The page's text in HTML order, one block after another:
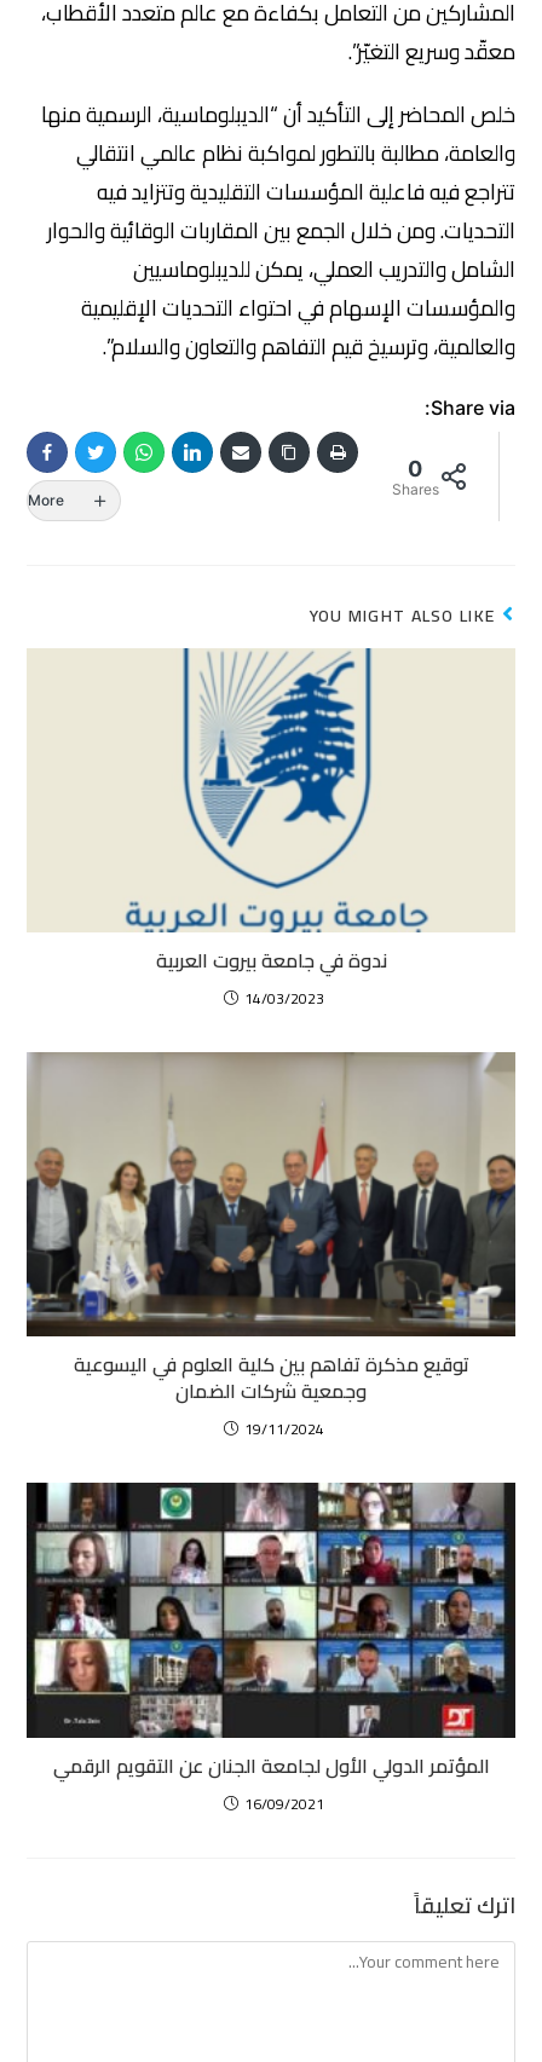
المشاركين من التعامل بكفاءة مع عالم متعدد الأقطاب،
معقّد وسريع التغيّر”.
خلص المحاضر إلى التأكيد أن “الديبلوماسية، الرسمية منها
والعامة، مطالبة بالتطور لمواكبة نظام عالمي انتقالي
تتراجع فيه فاعلية المؤسسات التقليدية وتتزايد فيه
التحديات. ومن خلال الجمع بين المقاربات الوقائية والحوار
الشامل والتدريب العملي، يمكن للديبلوماسيين
والمؤسسات الإسهام في احتواء التحديات الإقليمية
والعالمية، وترسيخ قيم التفاهم والتعاون والسلام”.
Share via:
0
Shares
More
YOU MIGHT ALSO LIKE
ندوة في جامعة بيروت العربية
14/03/2023
توقيع مذكرة تفاهم بين كلية العلوم في اليسوعية
وجمعية شركات الضمان
19/11/2024
المؤتمر الدولي الأول لجامعة الجنان عن التقويم الرقمي
16/09/2021
اترك تعليقاً